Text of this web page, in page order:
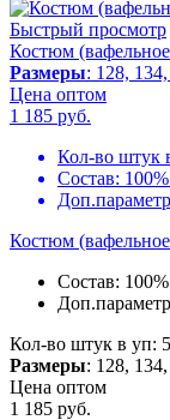
Быстрый просмотр
Костюм
Размеры: 128,
Цена оптом
1 185 руб.
Кол-во штук
Состав:
Костюм
Состав:
Кол-во штук в уп: 5
Размеры: 128,
Цена оптом
1 185 руб.